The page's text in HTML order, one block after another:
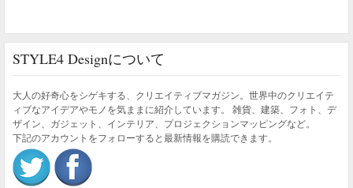
STYLE4 Designについて
大人の好奇心をシゲキする、クリエイティブマガジン。世界中のクリエイテ
ィブなアイデアやモノを気ままに紹介しています。 雑貨、建築、フォト、デ
ザイン、ガジェット、インテリア、プロジェクションマッピングなど。
下記のアカウントをフォローすると最新情報を購読できます。